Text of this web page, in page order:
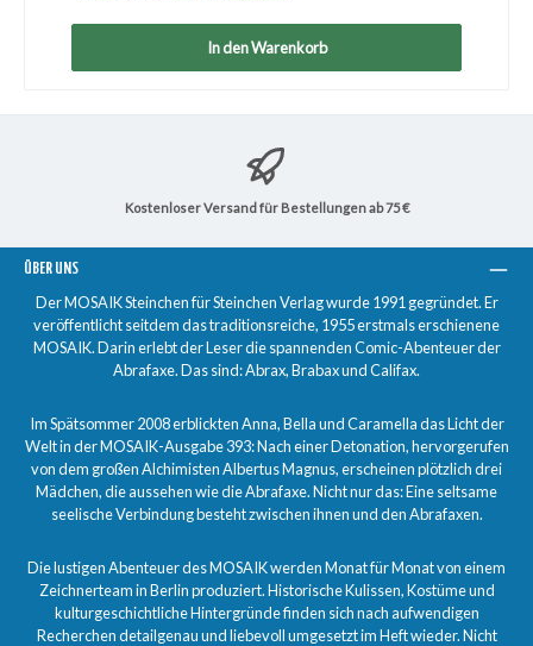
In den Warenkorb
Kostenloser Versand für Bestellungen ab 75 €
ÜBER UNS
Der MOSAIK Steinchen für Steinchen Verlag wurde 1991 gegründet. Er
veröffentlicht seitdem das traditionsreiche, 1955 erstmals erschienene
MOSAIK. Darin erlebt der Leser die spannenden Comic-Abenteuer der
Abrafaxe. Das sind: Abrax, Brabax und Califax.
Im Spätsommer 2008 erblickten Anna, Bella und Caramella das Licht der
Welt in der MOSAIK-Ausgabe 393: Nach einer Detonation, hervorgerufen
von dem großen Alchimisten Albertus Magnus, erscheinen plötzlich drei
Mädchen, die aussehen wie die Abrafaxe. Nicht nur das: Eine seltsame
seelische Verbindung besteht zwischen ihnen und den Abrafaxen.
Die lustigen Abenteuer des MOSAIK werden Monat für Monat von einem
Zeichnerteam in Berlin produziert. Historische Kulissen, Kostüme und
kulturgeschichtliche Hintergründe finden sich nach aufwendigen
Recherchen detailgenau und liebevoll umgesetzt im Heft wieder. Nicht